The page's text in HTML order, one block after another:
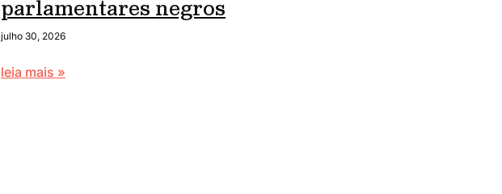
parlamentares negros
julho 30, 2026
leia mais »